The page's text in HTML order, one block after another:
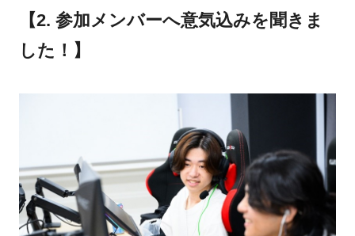
【2. 参加メンバーへ意気込みを聞きま
した！】